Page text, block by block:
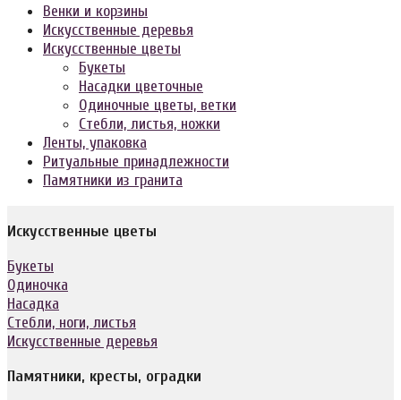
Венки и корзины
Искусственные деревья
Искусственные цветы
Букеты
Насадки цветочные
Одиночные цветы, ветки
Стебли, листья, ножки
Ленты, упаковка
Ритуальные принадлежности
Памятники из гранита
Искусственные цветы
Букеты
Одиночка
Насадка
Стебли, ноги, листья
Искусственные деревья
Памятники, кресты, оградки